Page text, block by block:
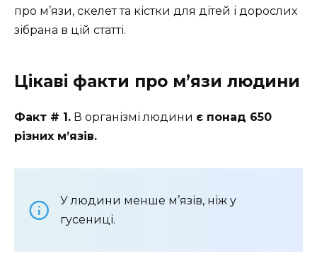
про м’язи, скелет та кістки для дітей і дорослих
зібрана в цій статті.
Цікаві факти про м’язи людини
Факт # 1. В організмі людини є понад 650
різних м’язів.
У людини менше м’язів, ніж у
гусениці.